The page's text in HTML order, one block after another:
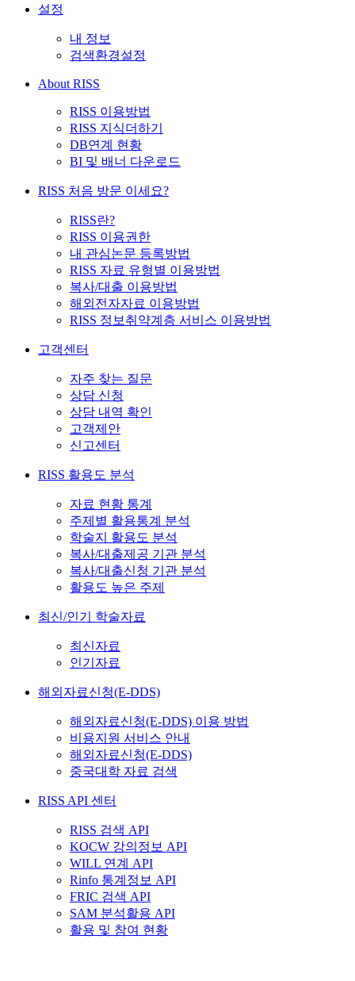
설정
내 정보
검색환경설정
About RISS
RISS 이용방법
RISS 지식더하기
DB연계 현황
BI 및 배너 다운로드
RISS 처음 방문 이세요?
RISS란?
RISS 이용권한
내 관심논문 등록방법
RISS 자료 유형별 이용방법
복사/대출 이용방법
해외전자자료 이용방법
RISS 정보취약계층 서비스 이용방법
고객센터
자주 찾는 질문
상담 신청
상담 내역 확인
고객제안
신고센터
RISS 활용도 분석
자료 현황 통계
주제별 활용통계 분석
학술지 활용도 분석
복사/대출제공 기관 분석
복사/대출신청 기관 분석
활용도 높은 주제
최신/인기 학술자료
최신자료
인기자료
해외자료신청(E-DDS)
해외자료신청(E-DDS) 이용 방법
비용지원 서비스 안내
해외자료신청(E-DDS)
중국대학 자료 검색
RISS API 센터
RISS 검색 API
KOCW 강의정보 API
WILL 연계 API
Rinfo 통계정보 API
FRIC 검색 API
SAM 분석활용 API
활용 및 참여 현황